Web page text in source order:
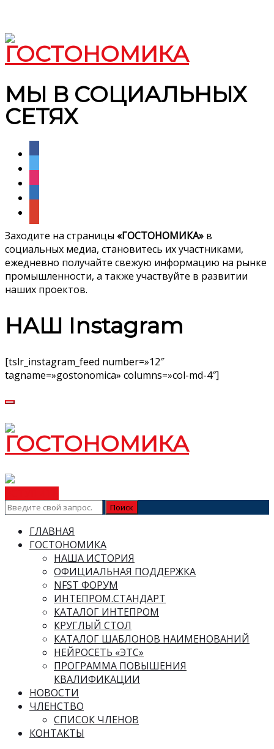
МЫ В СОЦИАЛЬНЫХ
СЕТЯХ
Заходите на страницы «ГОСТОНОМИКА» в
социальных медиа, становитесь их участниками,
ежедневно получайте свежую информацию на рынке
промышленности, а также участвуйте в развитии
наших проектов.
НАШ Instagram
[tslr_instagram_feed number=»12″
tagname=»gostonomica» columns=»col-md-4″]
ГЛАВНАЯ
ГОСТОНОМИКА
НАША ИСТОРИЯ
ОФИЦИАЛЬНАЯ ПОДДЕРЖКА
NFST ФОРУМ
ИНТЕПРОМ.СТАНДАРТ
КАТАЛОГ ИНТЕПРОМ
КРУГЛЫЙ СТОЛ
КАТАЛОГ ШАБЛОНОВ НАИМЕНОВАНИЙ
НЕЙРОСЕТЬ «ЭТС»
ПРОГРАММА ПОВЫШЕНИЯ
КВАЛИФИКАЦИИ
НОВОСТИ
ЧЛЕНСТВО
СПИСОК ЧЛЕНОВ
КОНТАКТЫ